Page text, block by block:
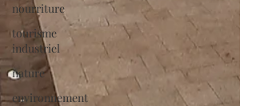
nourriture
tourisme
industriel
nature
environnement